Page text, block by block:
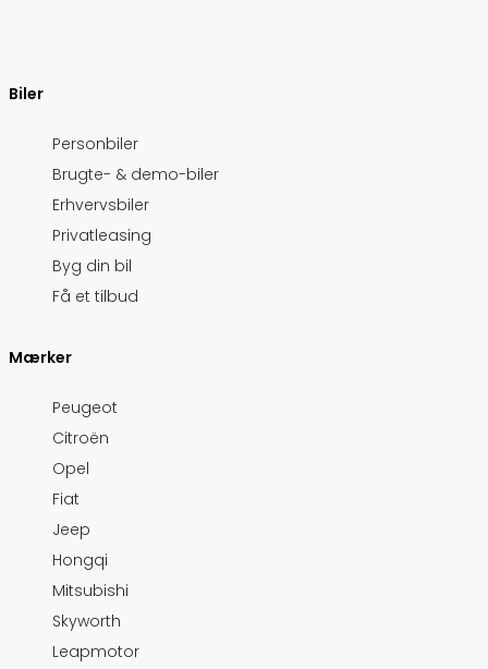
Biler
Personbiler
Brugte- & demo-biler
Erhvervsbiler
Privatleasing
Byg din bil
Få et tilbud
Mærker
Peugeot
Citroën
Opel
Fiat
Jeep
Hongqi
Mitsubishi
Skyworth
Leapmotor